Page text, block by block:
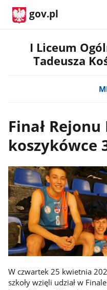
gov.pl
I Liceum
Tadeusza
Finał
koszykówce
W czwartek 25 kwietnia
szkoły wzięli udział w